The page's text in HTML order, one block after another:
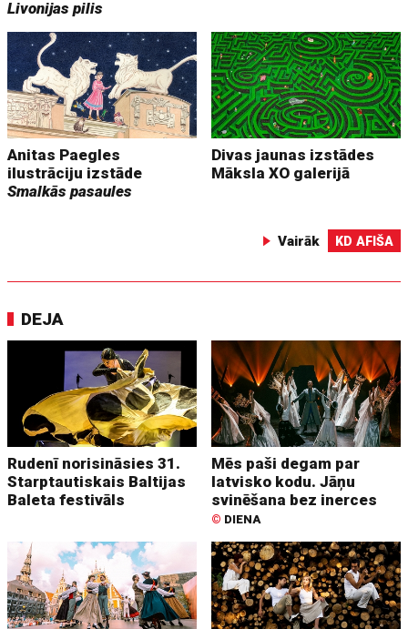
Livonijas pilis
Anitas Paegles
ilustrāciju izstāde
Smalkās pasaules
Divas jaunas izstādes
Māksla XO galerijā
Vairāk KD AFIŠA
DEJA
Rudenī norisināsies 31.
Starptautiskais Baltijas
Baleta festivāls
Mēs paši degam par
latvisko kodu. Jāņu
svinēšana bez inerces
© DIENA